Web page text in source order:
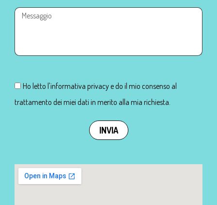
Ho letto l'informativa privacy e do il mio consenso al
trattamento dei miei dati in merito alla mia richiesta.
INVIA